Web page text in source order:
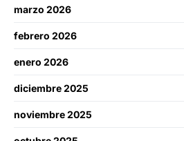
marzo 2026
febrero 2026
enero 2026
diciembre 2025
noviembre 2025